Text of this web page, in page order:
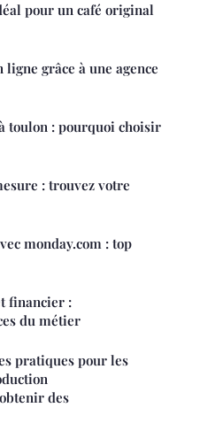
pour un café original
grâce à une agence
toulon : pourquoi choisir
: trouvez votre
monday.com : top
financier :
du métier
pratiques pour les
des